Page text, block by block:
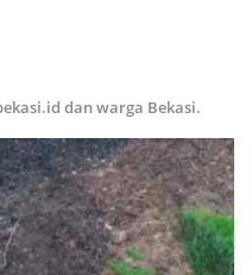
dan warga Bekasi.